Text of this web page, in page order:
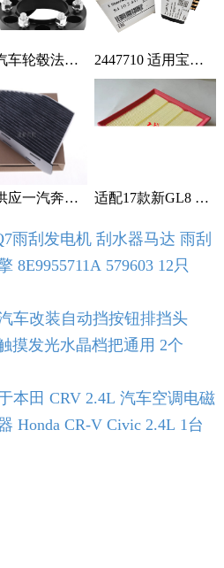
锻造汽车轮毂法兰盘加宽偏距垫片适用丰田霸道普拉多黑色阳极氧化 1只 2447710 适用宝马蓄电池紧急电池 84102447710 84109361678 1个
厂家供应一汽奔腾B30空调滤芯空调格空调滤清器 1个 适配17款新GL8 2.0T 2.5L空滤 空气滤芯 滤清器 空气格 5个
雨刮发电机 刮水器马达 雨刮
器引擎 8E9955711A 579603 12只
车改装自动挡按钮排挡头
LED触摸发光水晶档把通用 2个
本田 CRV 2.4L 汽车空调电磁
离合器 Honda CR-V Civic 2.4L 1台